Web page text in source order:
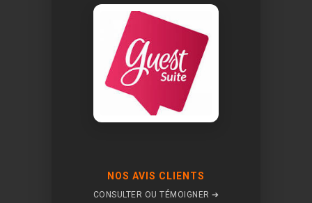
NOS AVIS CLIENTS
CONSULTER OU TÉMOIGNER ➔